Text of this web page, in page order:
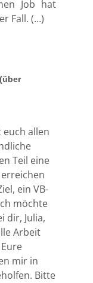
Job hat
Fall. (…)
euch allen
Teil eine
ein VB-
möchte
dir, Julia,
Arbeit
mir in
Bitte